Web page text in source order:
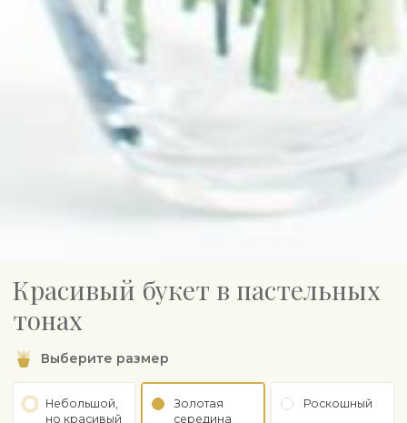
Красивый букет в пастельных
тонах
Выберите размер
Небольшой,
но красивый
Золотая
середина
Роскошный